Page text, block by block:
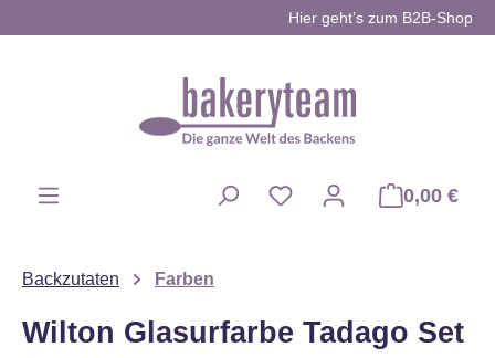
Hier geht’s zum B2B-Shop
0,00 €
Backzutaten Farben
Wilton Glasurfarbe Tadago Set